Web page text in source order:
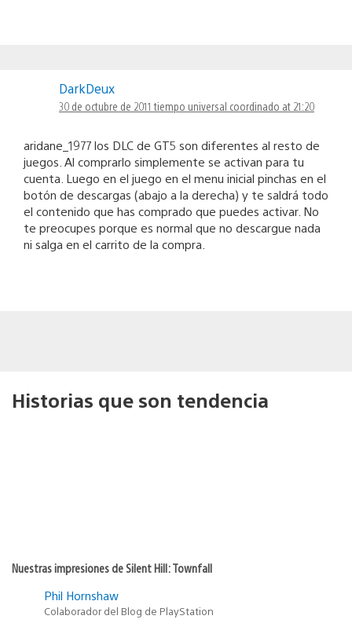
DarkDeux
30 de octubre de 2011 tiempo universal coordinado at 21:20
aridane_1977 los DLC de GT5 son diferentes al resto de
juegos. Al comprarlo simplemente se activan para tu
cuenta. Luego en el juego en el menu inicial pinchas en el
botón de descargas (abajo a la derecha) y te saldrá todo
el contenido que has comprado que puedes activar. No
te preocupes porque es normal que no descargue nada
ni salga en el carrito de la compra.
Historias que son tendencia
Nuestras impresiones de Silent Hill: Townfall
Phil Hornshaw
Colaborador del Blog de PlayStation